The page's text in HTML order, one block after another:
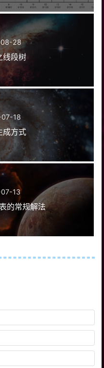
28
线段树
18
成方式
13
的常规解法